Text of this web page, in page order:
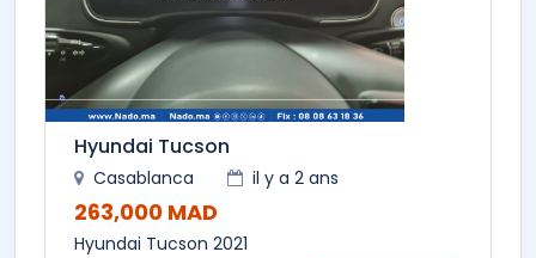
Hyundai Tucson
Casablanca il y a 2 ans
263,000 MAD
Hyundai Tucson 2021